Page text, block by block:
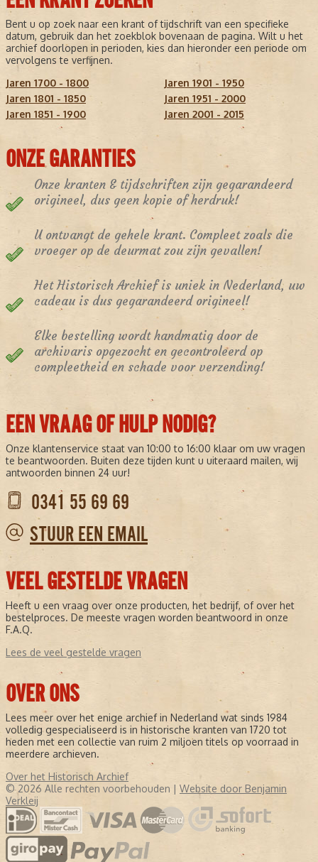
Bent u op zoek naar een krant of tijdschrift van een specifieke
datum, gebruik dan het zoekblok bovenaan de pagina. Wilt u het
archief doorlopen in perioden, kies dan hieronder een periode om
vervolgens te verfijnen.
Jaren 1700 - 1800
Jaren 1801 - 1850
Jaren 1851 - 1900
Jaren 1901 - 1950
Jaren 1951 - 2000
Jaren 2001 - 2015
ONZE GARANTIES
Onze kranten & tijdschriften zijn gegarandeerd
origineel, dus geen kopie of herdruk!
U ontvangt de gehele krant. Compleet zoals die
vroeger op de deurmat zou zijn gevallen!
Het Historisch Archief is uniek in Nederland, uw
cadeau is dus gegarandeerd origineel!
Elke bestelling wordt handmatig door de
archivaris opgezocht en gecontroleerd op
compleetheid en schade voor verzending!
EEN VRAAG OF HULP NODIG?
Onze klantenservice staat van 10:00 to 16:00 klaar om uw vragen
te beantwoorden. Buiten deze tijden kunt u uiteraard mailen, wij
antwoorden binnen 24 uur!
0341 55 69 69
STUUR EEN EMAIL
VEEL GESTELDE VRAGEN
Heeft u een vraag over onze producten, het bedrijf, of over het
bestelproces. De meeste vragen worden beantwoord in onze
F.A.Q.
Lees de veel gestelde vragen
OVER ONS
Lees meer over het enige archief in Nederland wat sinds 1984
volledig gespecialiseerd is in historische kranten van 1720 tot
heden met een collectie van ruim 2 miljoen titels op voorraad in
meerdere archieven.
Over het Historisch Archief
© 2026 Alle rechten voorbehouden | Website door Benjamin
Verkleij